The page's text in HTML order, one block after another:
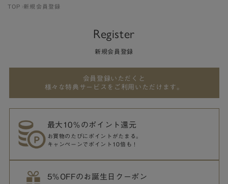
TOP 新規会員登録
Register
新規会員登録
会員登録いただくと
様々な特典サービスをご利用いただけます。
最大10％のポイント還元
お買物のたびにポイントがたまる。
キャンペーンでポイント10倍も！
5％OFFのお誕生日クーポン